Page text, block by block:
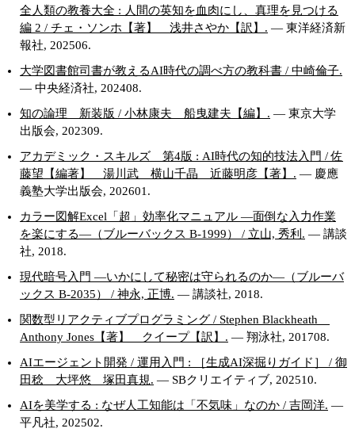
全人類の教養大全 : 人間の英知を血肉にし、真理を見つける
編 2 / チェ・ソンホ【著】 浅井さやか【訳】. — 東洋経済新
報社, 202506.
大学図書館司書が教えるAI時代の調べ方の教科書 / 中崎倫子.
— 中央経済社, 202408.
知の論理 新装版 / 小林康夫 船曳建夫【編】. — 東京大学
出版会, 202309.
アカデミック・スキルズ 第4版 : AI時代の知的技法入門 / 佐
藤望【編著】 湯川武 横山千晶 近藤明彦【著】. — 慶應
義塾大学出版会, 202601.
カラー図解Excel「超」効率化マニュアル ―面倒な入力作業
を楽にする―（ブルーバックス B-1999） / 立山, 秀利. — 講談
社, 2018.
現代暗号入門 ―いかにして秘密は守られるのか―（ブルーバ
ックス B-2035） / 神永, 正博. — 講談社, 2018.
関数型リアクティブプログラミング / Stephen Blackheath
Anthony Jones【著】 クイープ【訳】. — 翔泳社, 201708.
AIエージェント開発 / 運用入門 : ［生成AI深掘りガイド］ / 御
田稔 大坪悠 塚田真規. — SBクリエイティブ, 202510.
AIを美学する : なぜ人工知能は「不気味」なのか / 吉岡洋. —
平凡社, 202502.